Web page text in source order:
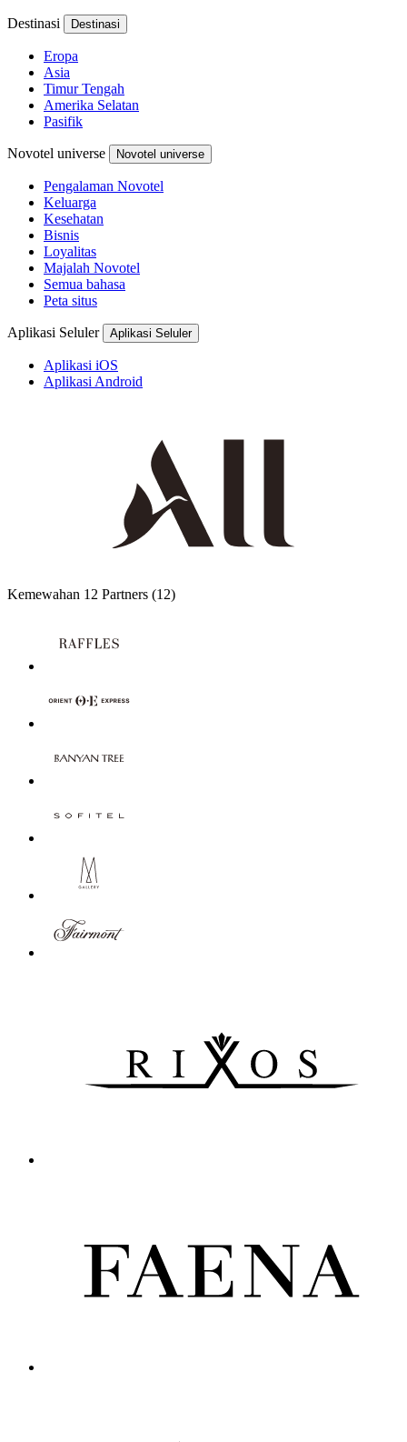
Destinasi Destinasi
Eropa
Asia
Timur Tengah
Amerika Selatan
Pasifik
Novotel universe Novotel universe
Pengalaman Novotel
Keluarga
Kesehatan
Bisnis
Loyalitas
Majalah Novotel
Semua bahasa
Peta situs
Aplikasi Seluler Aplikasi Seluler
Aplikasi iOS
Aplikasi Android
Kemewahan 12 Partners (12)